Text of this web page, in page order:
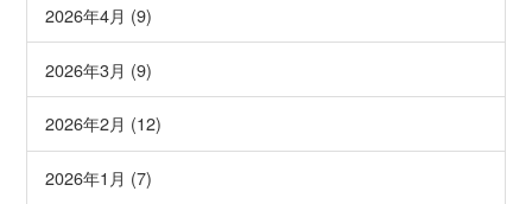
2026年4月 (9)
2026年3月 (9)
2026年2月 (12)
2026年1月 (7)